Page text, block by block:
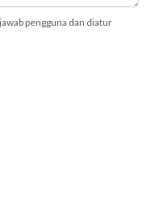
pengguna dan diatur